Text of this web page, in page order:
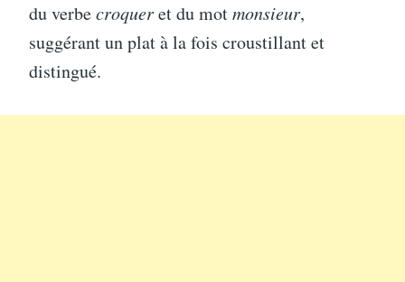
du verbecroqueret du motmonsieur,
suggérant un plat à la fois croustillant et
distingué.